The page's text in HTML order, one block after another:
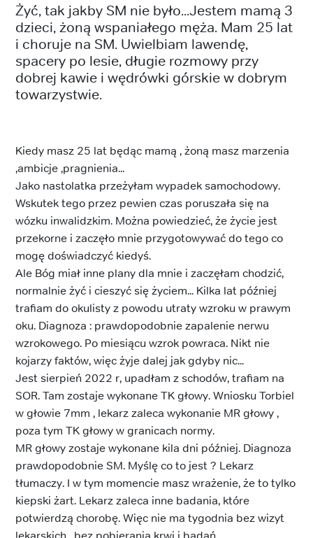
Żyć, tak jakby SM nie było...Jestem mamą 3
dzieci, żoną wspaniałego męża. Mam 25 lat
i choruje na SM. Uwielbiam lawendę,
spacery po lesie, długie rozmowy przy
dobrej kawie i wędrówki górskie w dobrym
towarzystwie.
Kiedy masz 25 lat będąc mamą , żoną masz marzenia
,ambicje ,pragnienia...
Jako nastolatka przeżyłam wypadek samochodowy.
Wskutek tego przez pewien czas poruszała się na
wózku inwalidzkim. Można powiedzieć, że życie jest
przekorne i zaczęło mnie przygotowywać do tego co
mogę doświadczyć kiedyś.
Ale Bóg miał inne plany dla mnie i zaczęłam chodzić,
normalnie żyć i cieszyć się życiem... Kilka lat później
trafiam do okulisty z powodu utraty wzroku w prawym
oku. Diagnoza : prawdopodobnie zapalenie nerwu
wzrokowego. Po miesiącu wzrok powraca. Nikt nie
kojarzy faktów, więc żyje dalej jak gdyby nic...
Jest sierpień 2022 r, upadłam z schodów, trafiam na
SOR. Tam zostaje wykonane TK głowy. Wniosku Torbiel
w głowie 7mm , lekarz zaleca wykonanie MR głowy ,
poza tym TK głowy w granicach normy.
MR głowy zostaje wykonane kila dni później. Diagnoza
prawdopodobnie SM. Myślę co to jest ? Lekarz
tłumaczy. I w tym momencie masz wrażenie, że to tylko
kiepski żart. Lekarz zaleca inne badania, które
potwierdzą chorobę. Więc nie ma tygodnia bez wizyt